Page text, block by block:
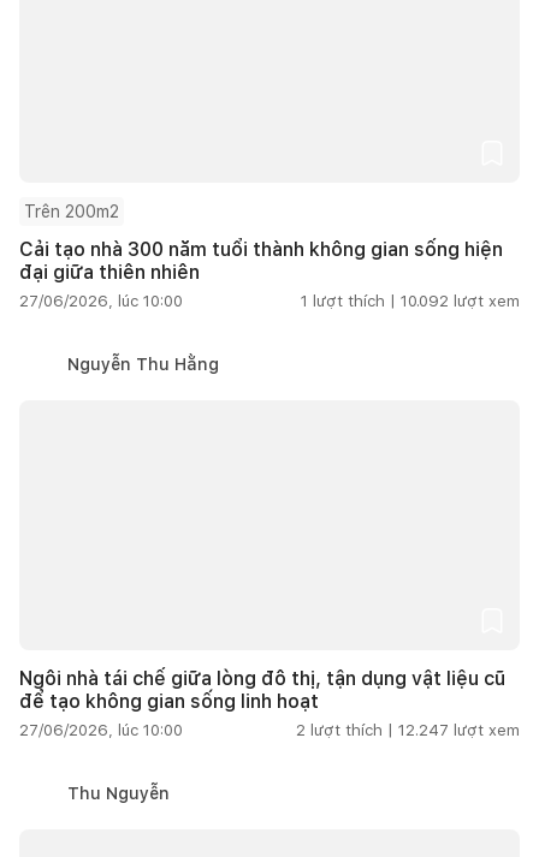
Trên 200m2
Cải tạo nhà 300 năm tuổi thành không gian sống hiện
đại giữa thiên nhiên
27/06/2026, lúc 10:00 1 lượt thích | 10.092 lượt xem
Nguyễn Thu Hằng
Ngôi nhà tái chế giữa lòng đô thị, tận dụng vật liệu cũ
để tạo không gian sống linh hoạt
27/06/2026, lúc 10:00 2 lượt thích | 12.247 lượt xem
Thu Nguyễn